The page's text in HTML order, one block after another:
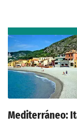
Mediterráneo: